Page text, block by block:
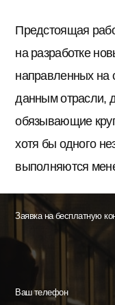
Предстоящая
на разработке
направленных на
данным отрасли,
обязывающие
хотя бы одного
выполняются
Заявка на бесплатную
Ваш телефон